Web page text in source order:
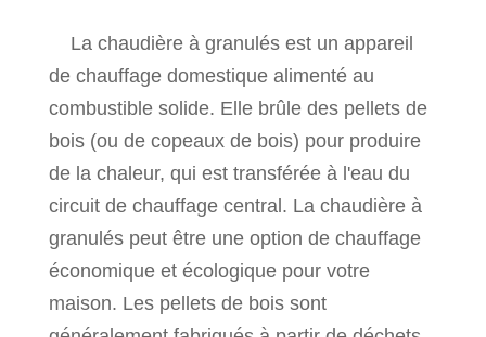
La chaudière à granulés est un appareil
de chauffage domestique alimenté au
combustible solide. Elle brûle des pellets de
bois (ou de copeaux de bois) pour produire
de la chaleur, qui est transférée à l'eau du
circuit de chauffage central. La chaudière à
granulés peut être une option de chauffage
économique et écologique pour votre
maison. Les pellets de bois sont